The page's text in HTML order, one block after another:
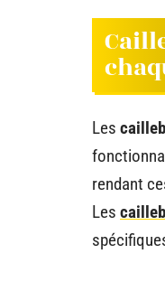
Les
rendant
Les